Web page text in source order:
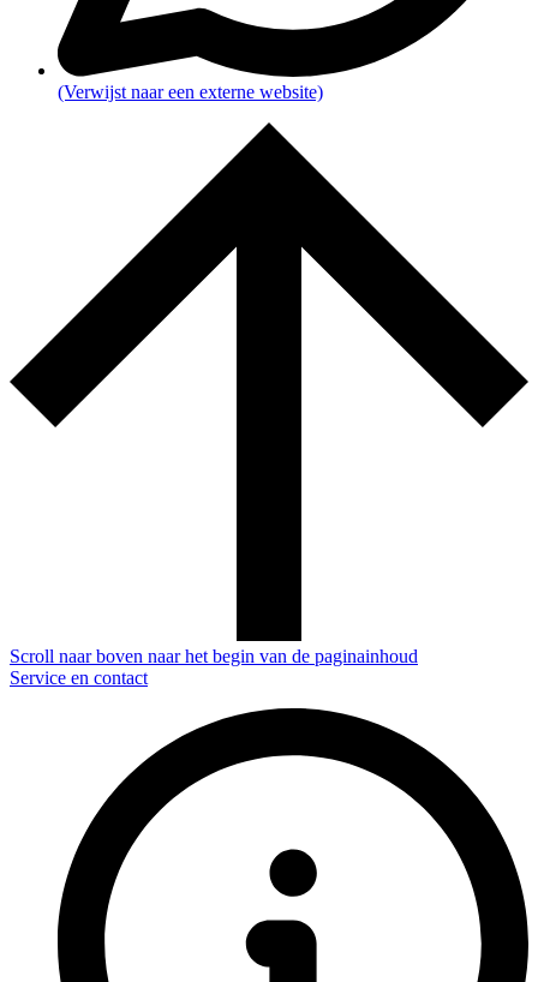
(Verwijst naar een externe website)
Scroll naar boven naar het begin van de paginainhoud
Service en contact